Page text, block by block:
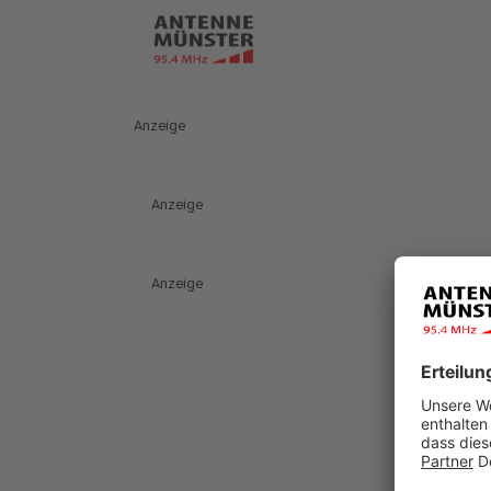
Anzeige
Anzeige
Anzeige